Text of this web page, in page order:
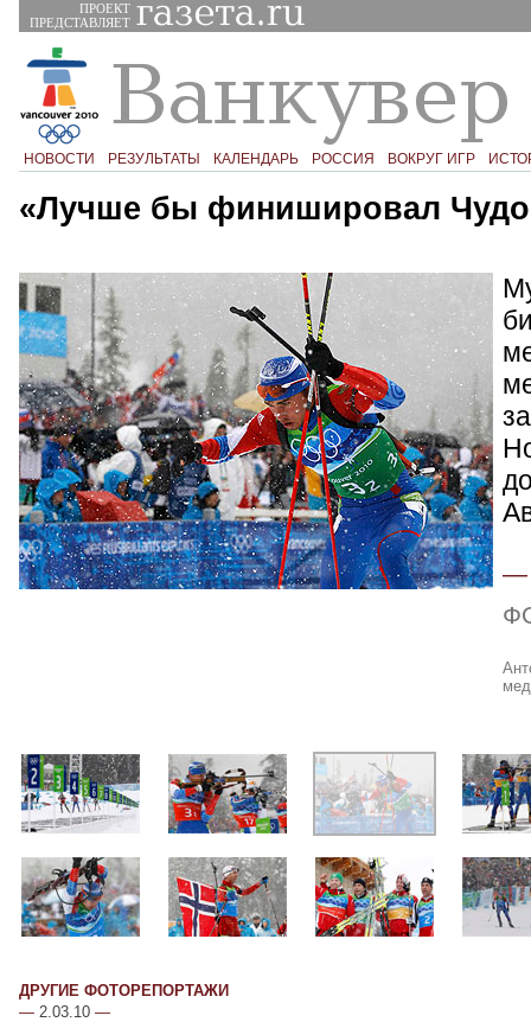
ПРОЕКТ
ПРЕДСТАВЛЯЕТ
НОВОСТИ РЕЗУЛЬТАТЫ КАЛЕНДАРЬ РОССИЯ ВОКРУГ ИГР
«Лучше бы финишировал
ДРУГИЕ ФОТОРЕПОРТАЖИ
— 2.03.10 —